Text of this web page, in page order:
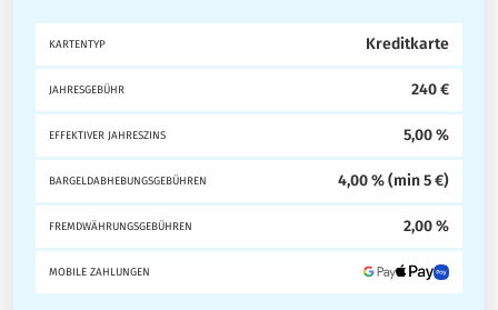
KARTENTYP Kreditkarte
JAHRESGEBÜHR 240 €
EFFEKTIVER JAHRESZINS 5,00 %
BARGELDABHEBUNGSGEBÜHREN 4,00 % (min 5 €)
FREMDWÄHRUNGSGEBÜHREN 2,00 %
MOBILE ZAHLUNGEN